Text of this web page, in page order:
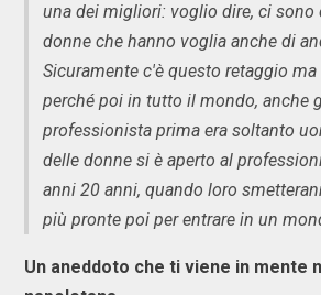
una dei migliori: voglio dire, ci sono
donne che hanno voglia anche di
Sicuramente c'è questo retaggio
perché poi in tutto il mondo, anche
professionista prima era soltanto
delle donne si è aperto al
anni 20 anni, quando loro
più pronte poi per entrare in un
Un aneddoto che ti viene in mente